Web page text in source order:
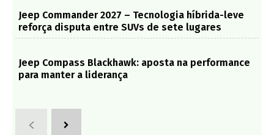
Jeep Commander 2027 – Tecnologia híbrida-leve
reforça disputa entre SUVs de sete lugares
Jeep Compass Blackhawk: aposta na performance
para manter a liderança